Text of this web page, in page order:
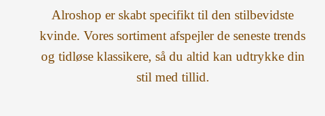
Alroshop er skabt specifikt til den stilbevidste
kvinde. Vores sortiment afspejler de seneste trends
og tidløse klassikere, så du altid kan udtrykke din
stil med tillid.